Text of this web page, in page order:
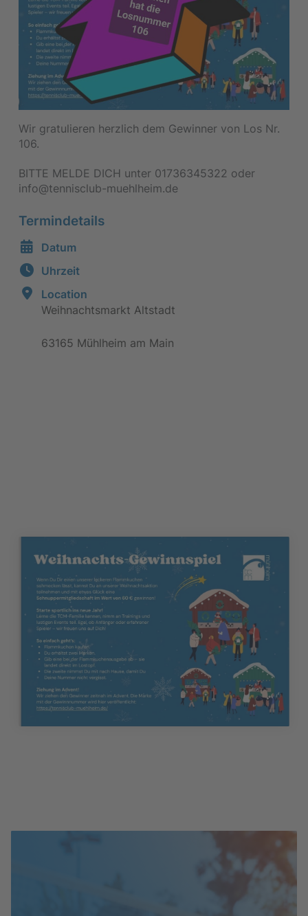
Wir gratulieren herzlich dem Gewinner von Los Nr.
106.
BITTE MELDE DICH unter 01736345322 oder
info@tennisclub-muehlheim.de
Termindetails
Datum
Uhrzeit
Location
Weihnachtsmarkt Altstadt
63165 Mühlheim am Main